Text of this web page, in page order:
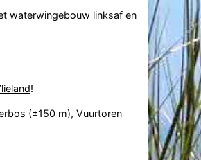
waterwingebouw linksaf en
!
(±150 m), Vuurtoren